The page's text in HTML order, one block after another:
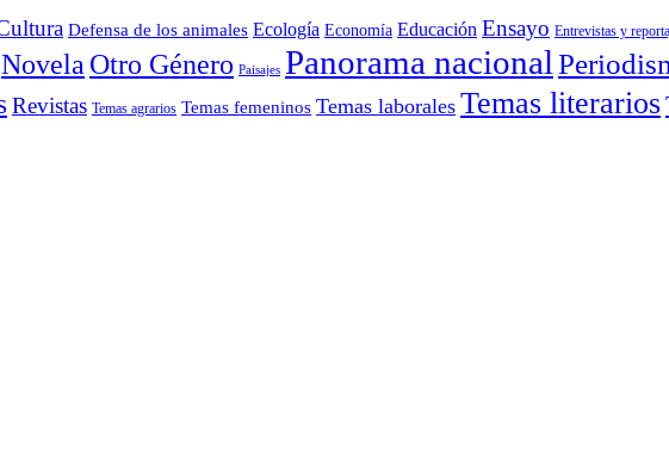
Defensa de los animales Ecología Economía Educación Ensayo Entrevistas y
Novela Otro Género Paisajes Panorama nacional
Revistas Temas agrarios Temas femeninos Temas laborales Temas literarios